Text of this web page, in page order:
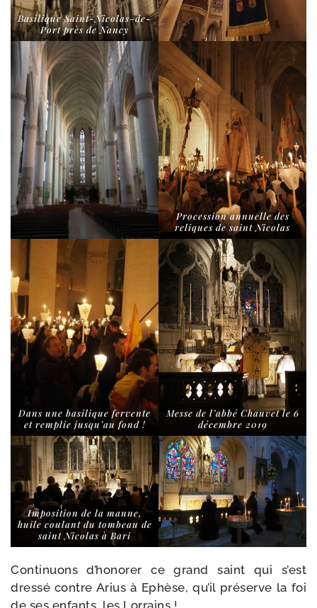
Basilique Saint-​Nicolas-​de-​
Port près de Nancy
Procession annuelle des
reliques de saint Nicolas
Dans une basi­lique fer­vente
et rem­plie jus­qu’au fond !
Messe de l’ab­bé Chauvet le 6
dé­cembre 2019
Imposition de la manne,
huile cou­lant du tom­beau de
saint Nicolas à Bari
Continuons d’honorer ce grand saint qui s’est
dres­sé contre Arius à Ephèse, qu’il pré­serve la foi